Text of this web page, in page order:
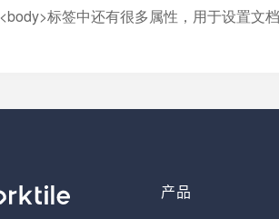
<body>标签中还有很多属性，用于设置文
产品